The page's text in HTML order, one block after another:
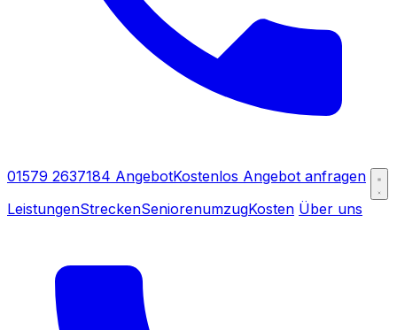
01579 2637184 AngebotKostenlos Angebot anfragen
LeistungenStreckenSeniorenumzugKosten Über uns